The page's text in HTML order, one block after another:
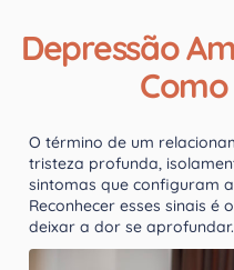
Depressão
O término de um
tristeza profunda,
sintomas que configuram
Reconhecer esses sinais
deixar a dor se aprofundar.